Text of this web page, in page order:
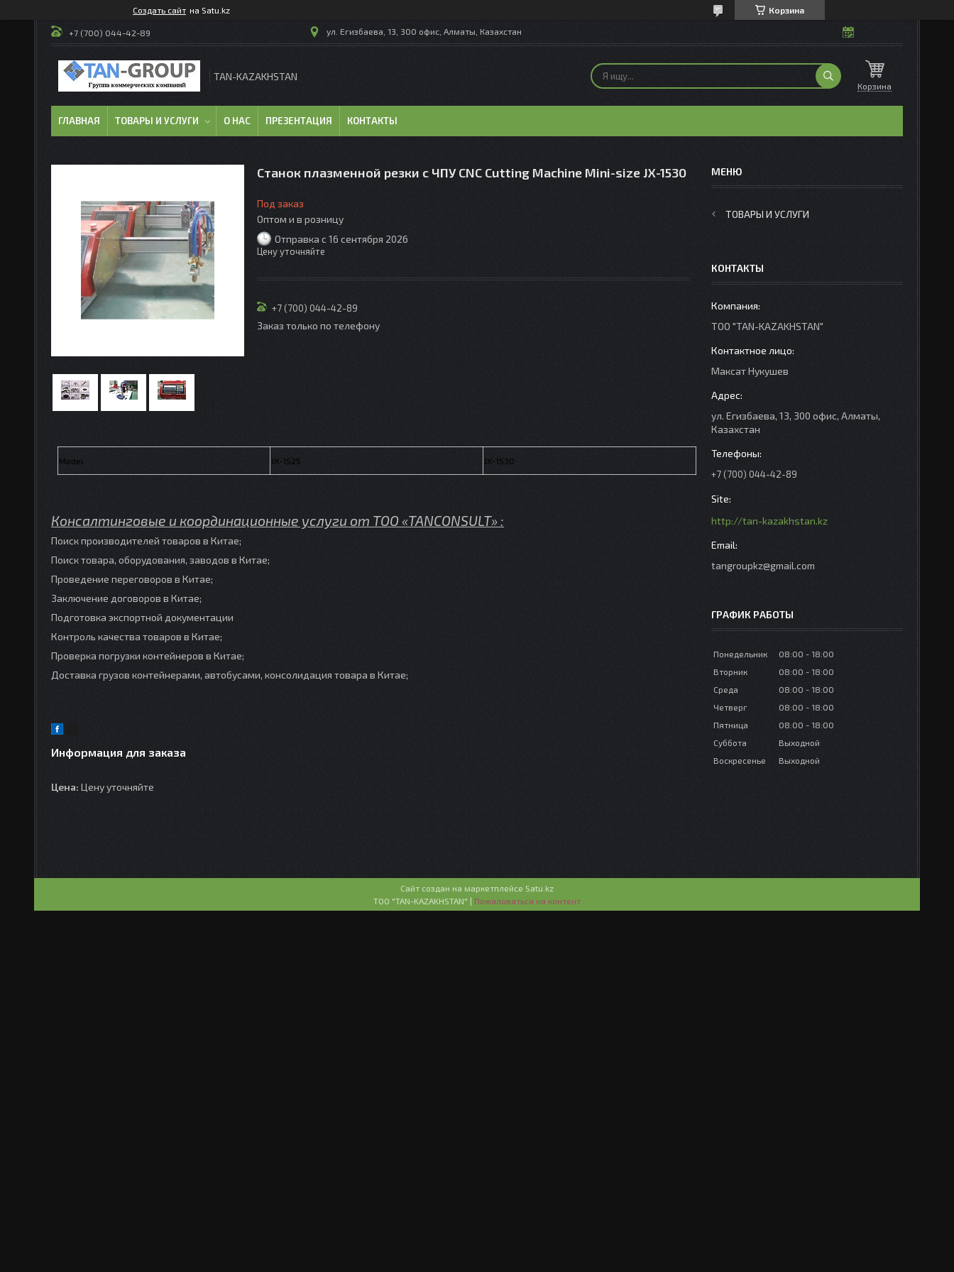
Создать сайт на Satu.kz Корзина
+7 (700) 044-42-89 ул. Егизбаева, 13, 300 офис, Алматы, Казахстан
TAN-KAZAKHSTAN
Корзина
ГЛАВНАЯ ТОВАРЫ И УСЛУГИ О НАС ПРЕЗЕНТАЦИЯ КОНТАКТЫ
Станок плазменной резки с ЧПУ CNC Cutting Machine Mini-size JX-1530
Под заказ
Оптом и в розницу
Отправка с 16 сентября 2026
Цену уточняйте
+7 (700) 044-42-89
Заказ только по телефону
Model JX-1525 JX-1530
Консалтинговые и координационные услуги от TOO «TANCONSULT»:
Поиск производителей товаров в Китае;
Поиск товара, оборудования, заводов в Китае;
Проведение переговоров в Китае;
Заключение договоров в Китае;
Подготовка экспортной документации
Контроль качества товаров в Китае;
Проверка погрузки контейнеров в Китае;
Доставка грузов контейнерами, автобусами, консолидация товара в Китае;
Информация для заказа
Цена: Цену уточняйте
ТОВАРЫ И УСЛУГИ
КОНТАКТЫ
ТОО "TAN-KAZAKHSTAN"
Максат Нукушев
ул. Егизбаева, 13, 300 офис, Алматы,
Казахстан
+7 (700) 044-42-89
http://tan-kazakhstan.kz
tangroupkz@gmail.com
ГРАФИК РАБОТЫ
Понедельник 08:00
18:00
Вторник
08:00
18:00
Среда
08:00
18:00
Четверг
08:00
18:00
Пятница
08:00
18:00
Суббота
Выходной
Воскресенье
Выходной
Сайт создан на маркетплейсе Satu.kz
ТОО "TAN-KAZAKHSTAN" | Пожаловаться на контент